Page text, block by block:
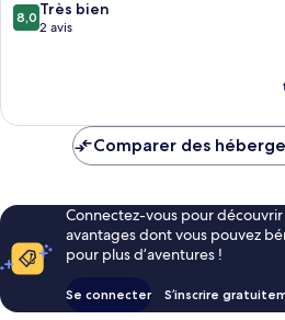
Pujaudran
8.0
sur
8,0 Très bien
2 avis
Comparer des
Connectez-vous pour
avantages dont vous pouvez
pour plus d’aventures !
Se connecter S’inscrire